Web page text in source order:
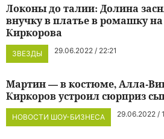
ЗВЕЗДЫ 29.06.2022 / 22:21
Локоны до талии: Долина
внучку в платье в ромашку
Киркорова
НОВОСТИ ШОУ-БИЗНЕСА 29.06.2022 /
Мартин — в костюме, Алла-
Киркоров устроил сюрприз